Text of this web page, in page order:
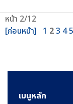
หน้า 2/12
[ก่อนหน้า] 1 23 45
เมนูหลัก